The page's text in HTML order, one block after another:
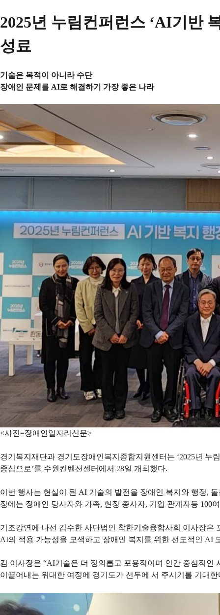
2025년 누림컨퍼런스 ‘AI기반
성료
기술은 목적이 아니라 수단
장애인 문제를 AI로 해결하기 가장 좋은 나라
<사진=장애인일자리신문>
경기복지재단과 경기도장애인복지종합지원센터는 ‘2025년
중심으로’를 수원컨벤션센터에서 28일 개최했다.
이번 행사는 현실이 된 AI 기술의 발전을 장애인 복지와 행정,
장에는 장애인 당사자와 가족, 현장 종사자, 기업 관계자등
기조강연에 나선 김수한 사단법인 착한기술융합사회 이사장
AI의 적용 가능성을 모색하고 장애인 복지를 위한 선도적인 AI
김 이사장은 “AI기술은 더 정의롭고 포용적이며 인간 중심적인
이끌어내는 위대한 여정에 경기도가 선두에 서 주시기를 기대한